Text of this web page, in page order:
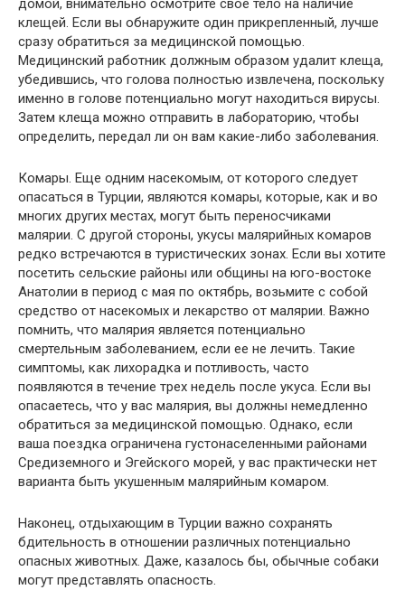
домой, внимательно осмотрите свое тело на наличие
клещей. Если вы обнаружите один прикрепленный, лучше
сразу обратиться за медицинской помощью.
Медицинский работник должным образом удалит клеща,
убедившись, что голова полностью извлечена, поскольку
именно в голове потенциально могут находиться вирусы.
Затем клеща можно отправить в лабораторию, чтобы
определить, передал ли он вам какие-либо заболевания.
Комары. Еще одним насекомым, от которого следует
опасаться в Турции, являются комары, которые, как и во
многих других местах, могут быть переносчиками
малярии. С другой стороны, укусы малярийных комаров
редко встречаются в туристических зонах. Если вы хотите
посетить сельские районы или общины на юго-востоке
Анатолии в период с мая по октябрь, возьмите с собой
средство от насекомых и лекарство от малярии. Важно
помнить, что малярия является потенциально
смертельным заболеванием, если ее не лечить. Такие
симптомы, как лихорадка и потливость, часто
появляются в течение трех недель после укуса. Если вы
опасаетесь, что у вас малярия, вы должны немедленно
обратиться за медицинской помощью. Однако, если
ваша поездка ограничена густонаселенными районами
Средиземного и Эгейского морей, у вас практически нет
варианта быть укушенным малярийным комаром.
Наконец, отдыхающим в Турции важно сохранять
бдительность в отношении различных потенциально
опасных животных. Даже, казалось бы, обычные собаки
могут представлять опасность.